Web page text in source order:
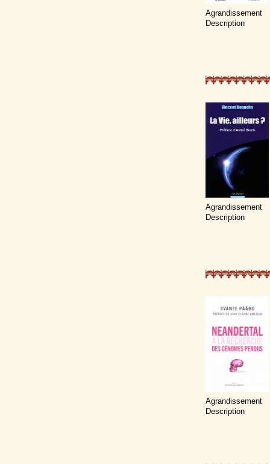
Agrandissement
Description
Agrandissement
Description
Agrandissement
Description